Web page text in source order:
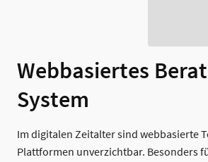
Webbasiertes
System
Im digitalen Zeitalter sind webbasierte
Plattformen unverzichtbar. Besonders